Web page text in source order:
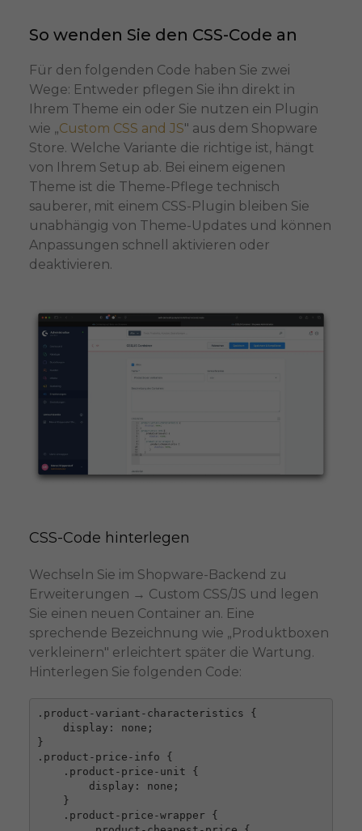
So wenden Sie den CSS-Code an
Für den folgenden Code haben Sie zwei
Wege: Entweder pflegen Sie ihn direkt in
Ihrem Theme ein oder Sie nutzen ein Plugin
wie „Custom CSS and JS" aus dem Shopware
Store. Welche Variante die richtige ist, hängt
von Ihrem Setup ab. Bei einem eigenen
Theme ist die Theme-Pflege technisch
sauberer, mit einem CSS-Plugin bleiben Sie
unabhängig von Theme-Updates und können
Anpassungen schnell aktivieren oder
deaktivieren.
CSS-Code hinterlegen
Wechseln Sie im Shopware-Backend zu
Erweiterungen → Custom CSS/JS und legen
Sie einen neuen Container an. Eine
sprechende Bezeichnung wie „Produktboxen
verkleinern" erleichtert später die Wartung.
Hinterlegen Sie folgenden Code:
.product-variant-characteristics {
}
.product-price-info {